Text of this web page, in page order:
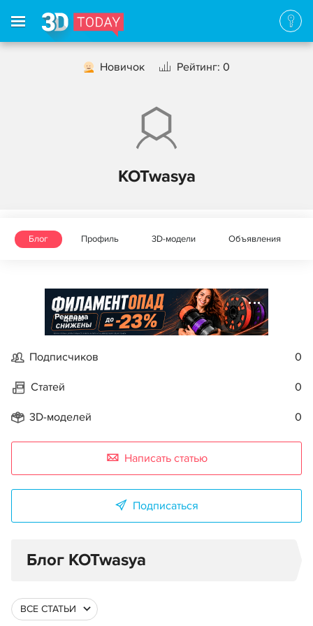
Новичок Рейтинг: 0
KOTwasya
Блог Профиль 3D-модели Объявления
Реклама
Подписчиков 0
Статей 0
3D-моделей 0
Написать статью
Подписаться
Блог KOTwasya
ВСЕ СТАТЬИ